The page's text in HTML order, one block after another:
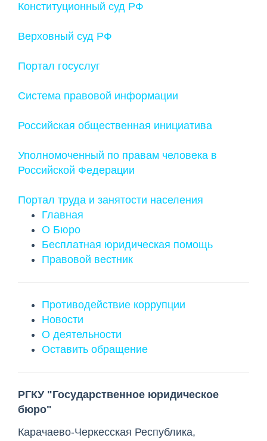
Конституционный суд РФ
Верховный суд РФ
Портал госуслуг
Cистема правовой информации
Российская общественная инициатива
Уполномоченный по правам человека в
Российской Федерации
Портал труда и занятости населения
Главная
О Бюро
Бесплатная юридическая помощь
Правовой вестник
Противодействие коррупции
Новости
О деятельности
Оставить обращение
РГКУ "Государственное юридическое
бюро"
Карачаево-Черкесская Республика,